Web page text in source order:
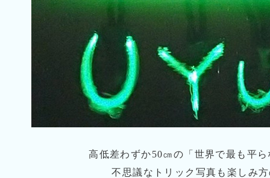
高低差わずか50㎝の「世界で最も平
不思議なトリック写真も楽しみ